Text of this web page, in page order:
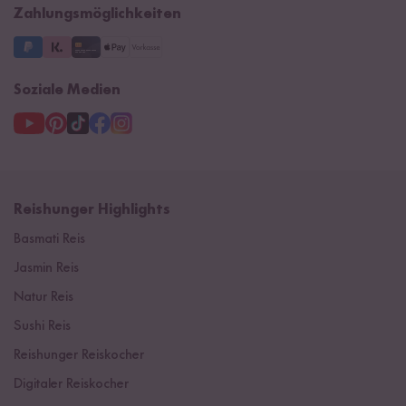
3 Jahre Garantie
Zahlungsmöglichkeiten
Soziale Medien
Reishunger Highlights
Basmati Reis
Jasmin Reis
Natur Reis
Sushi Reis
Reishunger Reiskocher
Digitaler Reiskocher